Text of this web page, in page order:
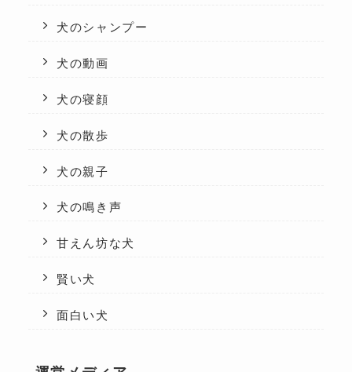
犬のシャンプー
犬の動画
犬の寝顔
犬の散歩
犬の親子
犬の鳴き声
甘えん坊な犬
賢い犬
面白い犬